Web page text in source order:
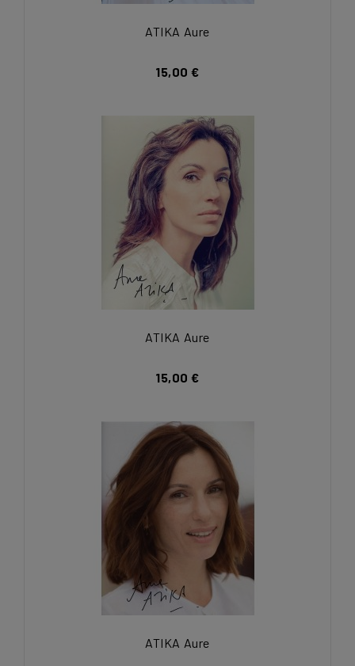
ATIKA Aure
15,00 €
ATIKA Aure
15,00 €
ATIKA Aure